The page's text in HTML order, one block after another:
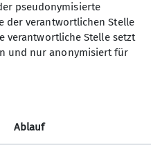
GOC des Deutschen
e.V.
14
pseudonymisierte
der verantwortlichen Stelle
verantwortliche Stelle setzt
und nur anonymisiert für
Ablauf